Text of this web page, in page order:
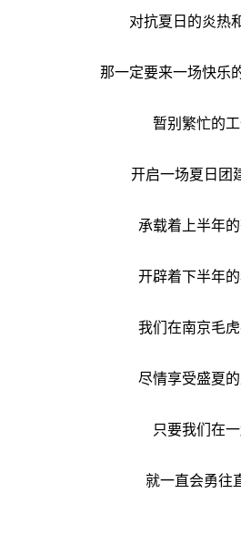
对抗夏日的炎热
那一定要来一场快乐
暂别繁忙的
开启一场夏日团
承载着上半年
开辟着下半年
我们在南京毛
尽情享受盛夏
只要我们在
就一直会勇往